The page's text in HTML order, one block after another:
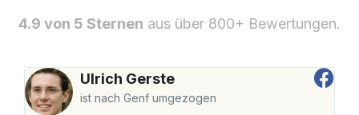
4.9 von 5 Sternen aus über 800+ Bewertungen.
Ulrich Gerste
ist nach Genf umgezogen